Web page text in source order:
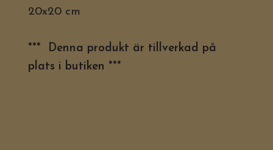
20x20 cm
*** Denna produkt är tillverkad på
plats i butiken ***